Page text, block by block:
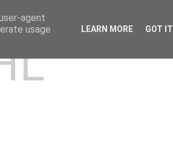
agent
usage
LEARN MORE GOT IT